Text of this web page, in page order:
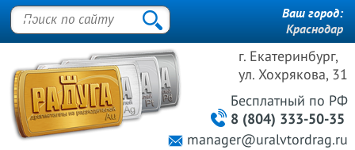
г. Екатеринбург,
ул. Хохрякова, 31
Бесплатный по РФ
8 (804) 333-50-35
manager@uralvtordrag.ru
Ваш город:
Краснодар